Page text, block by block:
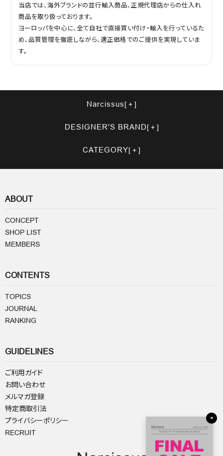
×
当店では、海外ブランドの並行輸入商品、正規代理店からの仕入れ
商品を取り扱っております。
ヨーロッパを中心に、全て自社で直接買い付け・輸入を行っているた
め、品質管理を徹底しながら、適正価格でのご提供を実現していま
す。
Narcissus
DESIGNER'S BRAND
CATEGORY
ABOUT
CONCEPT
SHOP LIST
MEMBERS
CONTENTS
TOPICS
JOURNAL
RANKING
GUIDELINES
ご利用ガイド
お問い合わせ
メルマガ登録
特定商取引法
プライバシーポリシー
RECRUIT